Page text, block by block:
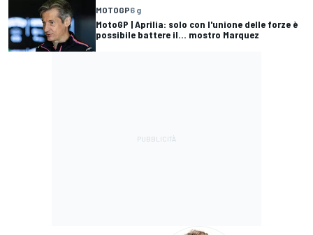
MOTOGP6 g
MotoGP | Aprilia: solo con l'unione delle forze è
possibile battere il... mostro Marquez